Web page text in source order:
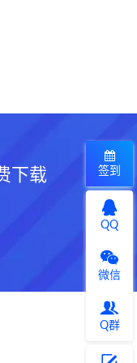
下载 签到
QQ
微信
Q群